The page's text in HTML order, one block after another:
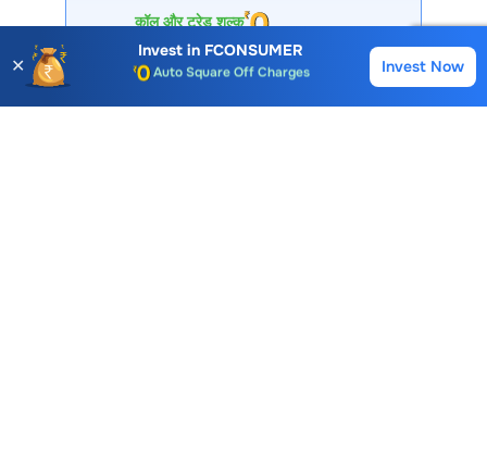
Buy
कॉल और ट्रेड शुल्क
✕
Invest in FCONSUMER
AMC for 1st Year
Auto Square Off Charges
Call & Trade
Invest Now